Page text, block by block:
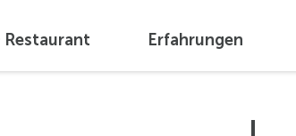
Restaurant Erfahrungen